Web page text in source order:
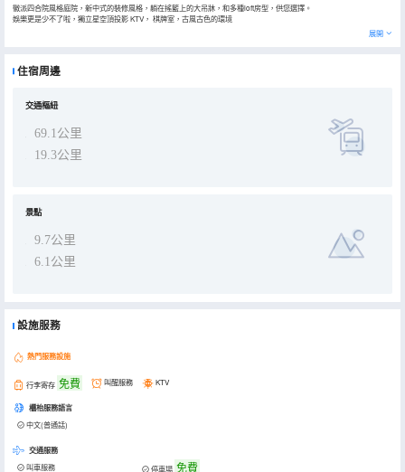
徽派四合院風格庭院，新中式的裝修風格，躺在搖籃上的大吊牀，和多種loft房型，供您選擇。
娛樂更是少不了啦，獨立星空頂投影 KTV， 棋牌室，古風古色的環境
展開
住宿周邊
交通樞紐
69.1公里
19.3公里
景點
9.7公里
6.1公里
設施服務
熱門服務設施
行李寄存 免費 叫醒服務 KTV
櫃枱服務語言
中文(普通話)
交通服務
叫車服務 停車場 免費